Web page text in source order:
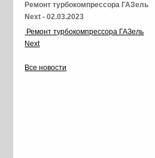
Ремонт турбокомпрессора ГАЗель
Next - 02.03.2023
Ремонт турбокомпрессора ГАЗель
Next
Все новости